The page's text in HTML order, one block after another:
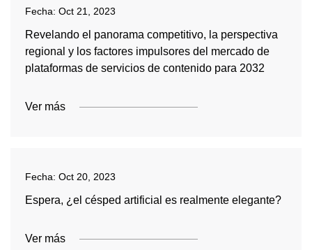
Fecha: Oct 21, 2023
Revelando el panorama competitivo, la perspectiva
regional y los factores impulsores del mercado de
plataformas de servicios de contenido para 2032
Ver más
Fecha: Oct 20, 2023
Espera, ¿el césped artificial es realmente elegante?
Ver más